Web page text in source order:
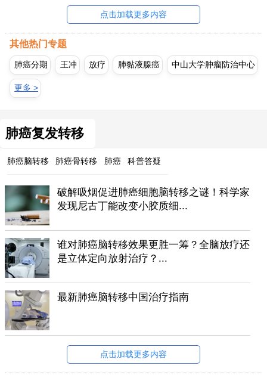
点击加载更多内容
其他热门专题
肺癌分期 王冲 放疗 肺黏液腺癌 中山大学肿瘤防治中心
更多 >
肺癌复发转移
肺癌脑转移 肺癌骨转移 肺癌 科普答疑
破解吸烟促进肺癌细胞脑转移之谜！科学家
发现尼古丁能改变小胶质细...
谁对肺癌脑转移效果更胜一筹？全脑放疗还
是立体定向放射治疗？...
最新肺癌脑转移中国治疗指南
点击加载更多内容